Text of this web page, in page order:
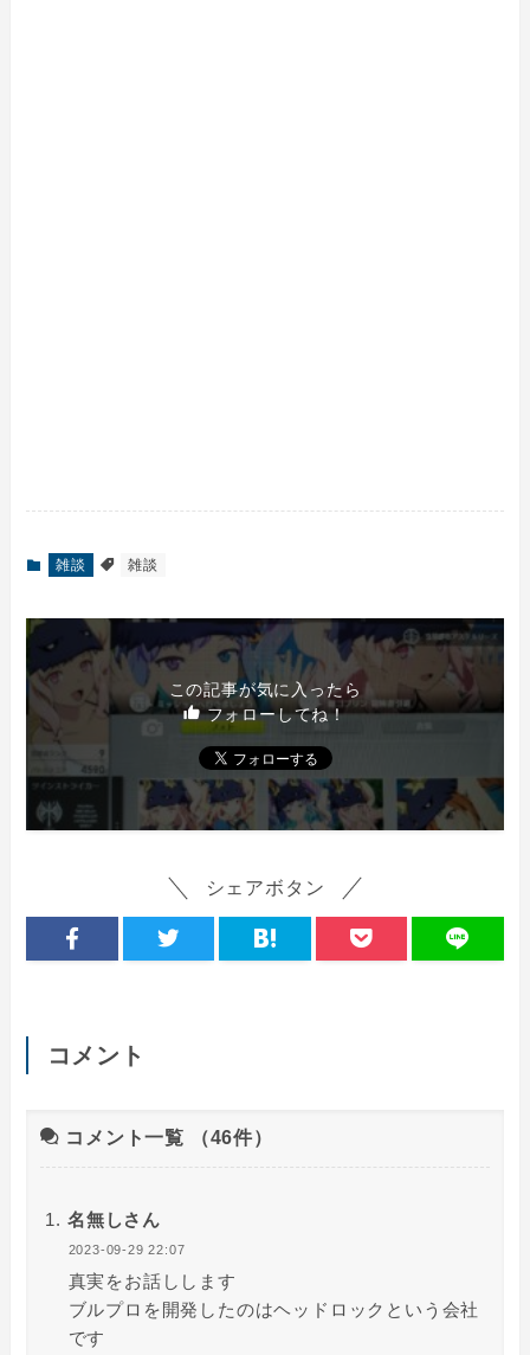
雑談 雑談
この記事が気に入ったら
フォローしてね！
シェアボタン
コメント
コメント一覧 （46件）
名無しさん
2023-09-29 22:07
真実をお話しします
ブルプロを開発したのはヘッドロックという会社
です